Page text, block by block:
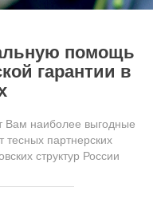
помощь
гарантии в
Вам наиболее выгодные
тесных партнерских
структур России